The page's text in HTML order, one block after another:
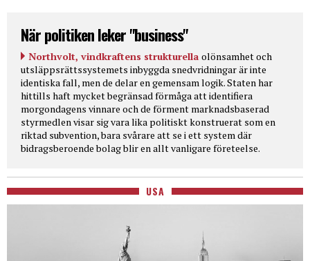
När politiken leker "business"
Northvolt, vindkraftens strukturella olönsamhet och
utsläppsrättssystemets inbyggda snedvridningar är inte
identiska fall, men de delar en gemensam logik. Staten har
hittills haft mycket begränsad förmåga att identifiera
morgondagens vinnare och de förment marknadsbaserad
styrmedlen visar sig vara lika politiskt konstruerat som en
riktad subvention, bara svårare att se i ett system där
bidragsberoende bolag blir en allt vanligare företeelse.
USA